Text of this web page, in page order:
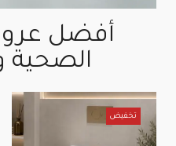
أفضل
الصحية
تخفيض